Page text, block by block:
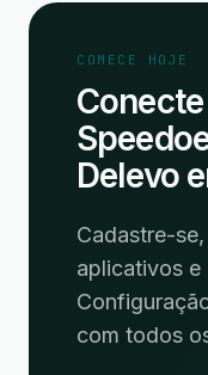
COMECE HOJE
Delevo
Cadastre-
aplicativos e
com todos